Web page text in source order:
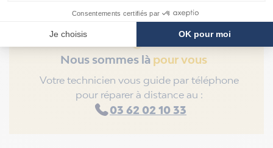
Nous sommes là pour vous
Votre technicien vous guide par téléphone
pour réparer à distance au :
03 62 02 10 33